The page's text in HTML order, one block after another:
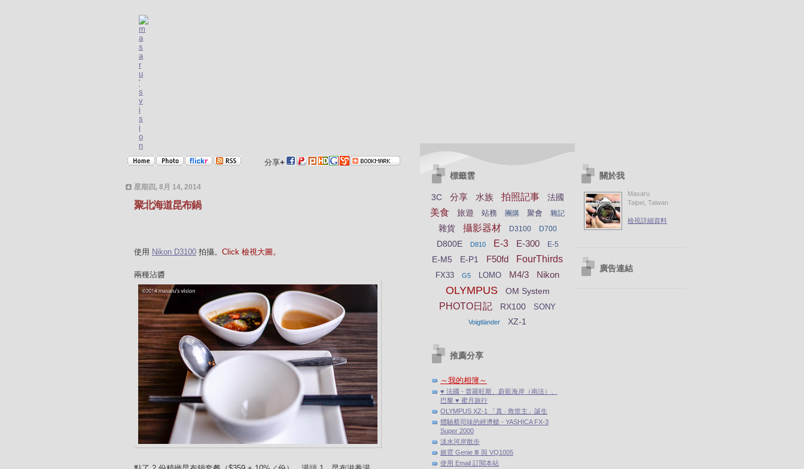
分享+
星期四, 8月 14, 2014
聚北海道昆布鍋
使用 Nikon D3100 拍攝。 Click 檢視大圖。
兩種沾醬
標籤雲
3C 分享 水族 拍照記事 法國
美食 旅遊 站務 團購 聚會 雜記
雜貨 攝影器材 D3100 D700
D800E D810 E-3 E-300 E-5
E-M5 E-P1 F50fd FourThirds
FX33 G5 LOMO M4/3 Nikon
OLYMPUS OM System
PHOTO日記 RX100 SONY
Voigtländer XZ-1
推薦分享
～我的相簿～
♥ 法國 - 普羅旺斯、蔚藍海岸（南法）、
巴黎 ♥ 蜜月旅行
OLYMPUS XZ-1 「真 ‧ 救世主」誕生
體驗蔡司味的經濟艙 - YASHICA FX-3
Super 2000
淡水河岸散步
姬霓 Genie Ⅲ 與 VQ1005
使用 Email 訂閱本站
關於我
Masaru
Taipei, Taiwan
檢視詳細資料
廣告連結